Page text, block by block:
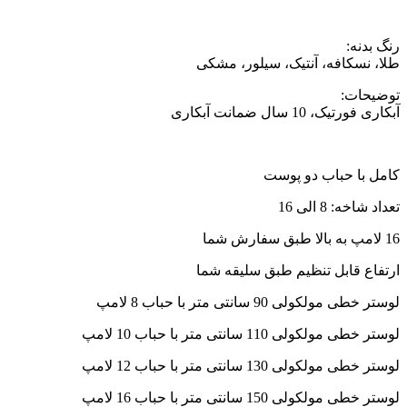
رنگ بدنه:
طلا، نسکافه، آنتیک، سیلور، مشکی
توضیحات:
آبکاری فورتیک، 10 سال ضمانت آبکاری
کامل با حباب دو پوست
تعداد شاخه: 8 الی 16
16 لامپ به بالا طبق سفارش شما
ارتفاع قابل تنظیم طبق سلیقه شما
لوستر خطی مولکولی 90 سانتی متر با حباب 8 لامپ
لوستر خطی مولکولی 110 سانتی متر با حباب 10 لامپ
لوستر خطی مولکولی 130 سانتی متر با حباب 12 لامپ
لوستر خطی مولکولی 150 سانتی متر با حباب 16 لامپ